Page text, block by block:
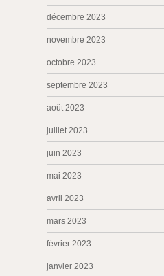
décembre 2023
novembre 2023
octobre 2023
septembre 2023
août 2023
juillet 2023
juin 2023
mai 2023
avril 2023
mars 2023
février 2023
janvier 2023